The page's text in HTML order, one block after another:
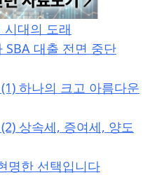
시대의 도래
SBA 대출 전면 중단
하나의 크고 아름다운
상속세, 증여세, 양도
명한 선택입니다